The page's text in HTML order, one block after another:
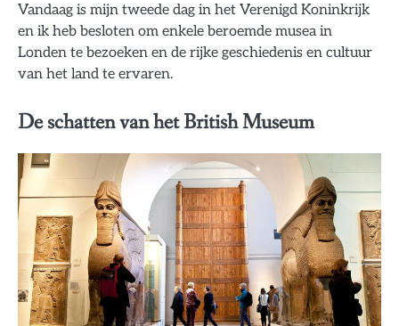
Vandaag is mijn tweede dag in het Verenigd Koninkrijk
en ik heb besloten om enkele beroemde musea in
Londen te bezoeken en de rijke geschiedenis en cultuur
van het land te ervaren.
De schatten van het British Museum